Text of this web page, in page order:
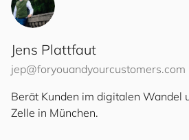
Jens Plattfaut
jep@foryouandyourcustomers.com
Berät Kunden im digitalen Wandel
Zelle in München.